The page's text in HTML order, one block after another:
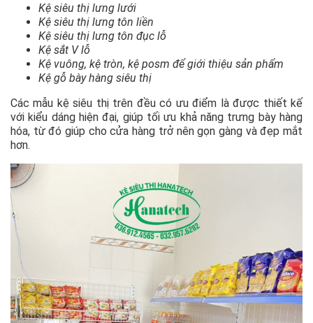
Kệ siêu thị lưng lưới
Kệ siêu thị lưng tôn liền
Kệ siêu thị lưng tôn đục lỗ
Kệ sắt V lỗ
Kệ vuông, kệ tròn, kệ posm để giới thiệu sản phẩm
Kệ gỗ bày hàng siêu thị
Các mẫu kệ siêu thị trên đều có ưu điểm là được thiết kế
với kiểu dáng hiện đại, giúp tối ưu khả năng trưng bày hàng
hóa, từ đó giúp cho cửa hàng trở nên gọn gàng và đẹp mắt
hơn.